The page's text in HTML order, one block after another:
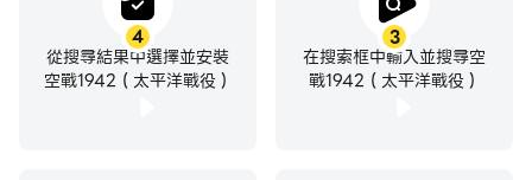
3
在搜索框中輸入並搜尋空
戰1942（太平洋戰役）
4
從搜尋結果中選擇並安裝
空戰1942（太平洋戰役）